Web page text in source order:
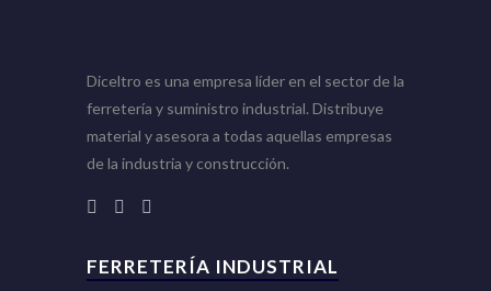
Diceltro es una empresa líder en el sector de la
ferretería y suministro industrial. Distribuye
material y asesora a todas aquellas empresas
de la industria y construcción.
FERRETERÍA INDUSTRIAL